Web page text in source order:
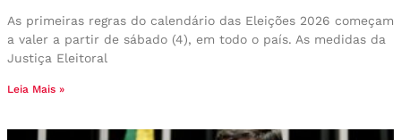
As primeiras regras do calendário das Eleições 2026 começam
a valer a partir de sábado (4), em todo o país. As medidas da
Justiça Eleitoral
Leia Mais »